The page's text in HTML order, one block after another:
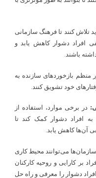
تلاش کنند تا فرهنگ سازمانی
افراد دشوار کاهش یابد و
باشند.
منظم بازخوردهای سازنده به
خود تشویق کنند.
در برخی موارد، استفاده از
افراد دشوار کمک کند تا
آن‌ها کاهش یابد.
می‌توانند محیط کاری
بر کارایی و روحیه کارکنان
دشوار را معرفی و راه حل